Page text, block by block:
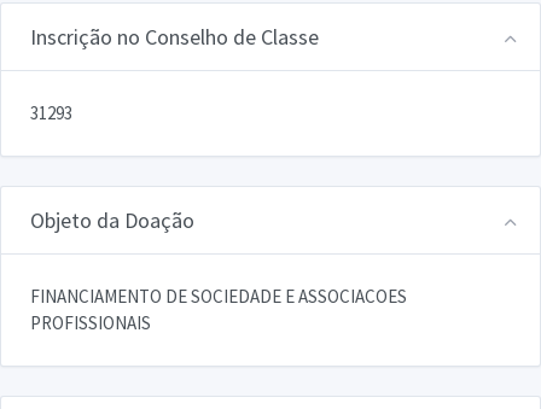
Inscrição no Conselho de Classe
31293
Objeto da Doação
FINANCIAMENTO DE SOCIEDADE E ASSOCIACOES
PROFISSIONAIS